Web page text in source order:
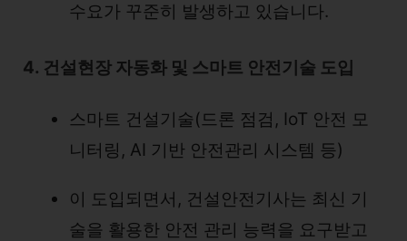
수요가 꾸준히 발생하고 있습니다.
4. 건설현장 자동화 및 스마트 안전기술 도입
스마트 건설기술(드론 점검, IoT 안전 모
니터링, AI 기반 안전관리 시스템 등)
이 도입되면서, 건설안전기사는 최신 기
술을 활용한 안전 관리 능력을 요구받고